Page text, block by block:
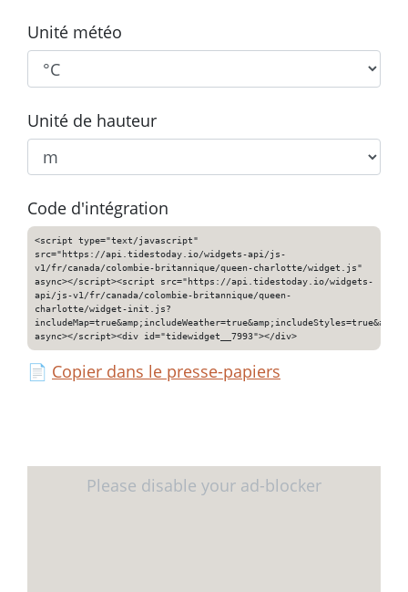
Unité météo
Unité de hauteur
Code d'intégration
<script type="text/javascript"
src="https://api.tidestoday.io/widgets-api/js-
v1/fr/canada/colombie-britannique/queen-charlotte/widget.js"
async></script><script src="https://api.tidestoday.io/widgets-
api/js-v1/fr/canada/colombie-britannique/queen-
charlotte/widget-init.js?
async></script><div id="tidewidget__7993"></div>
📄 Copier dans le presse-papiers